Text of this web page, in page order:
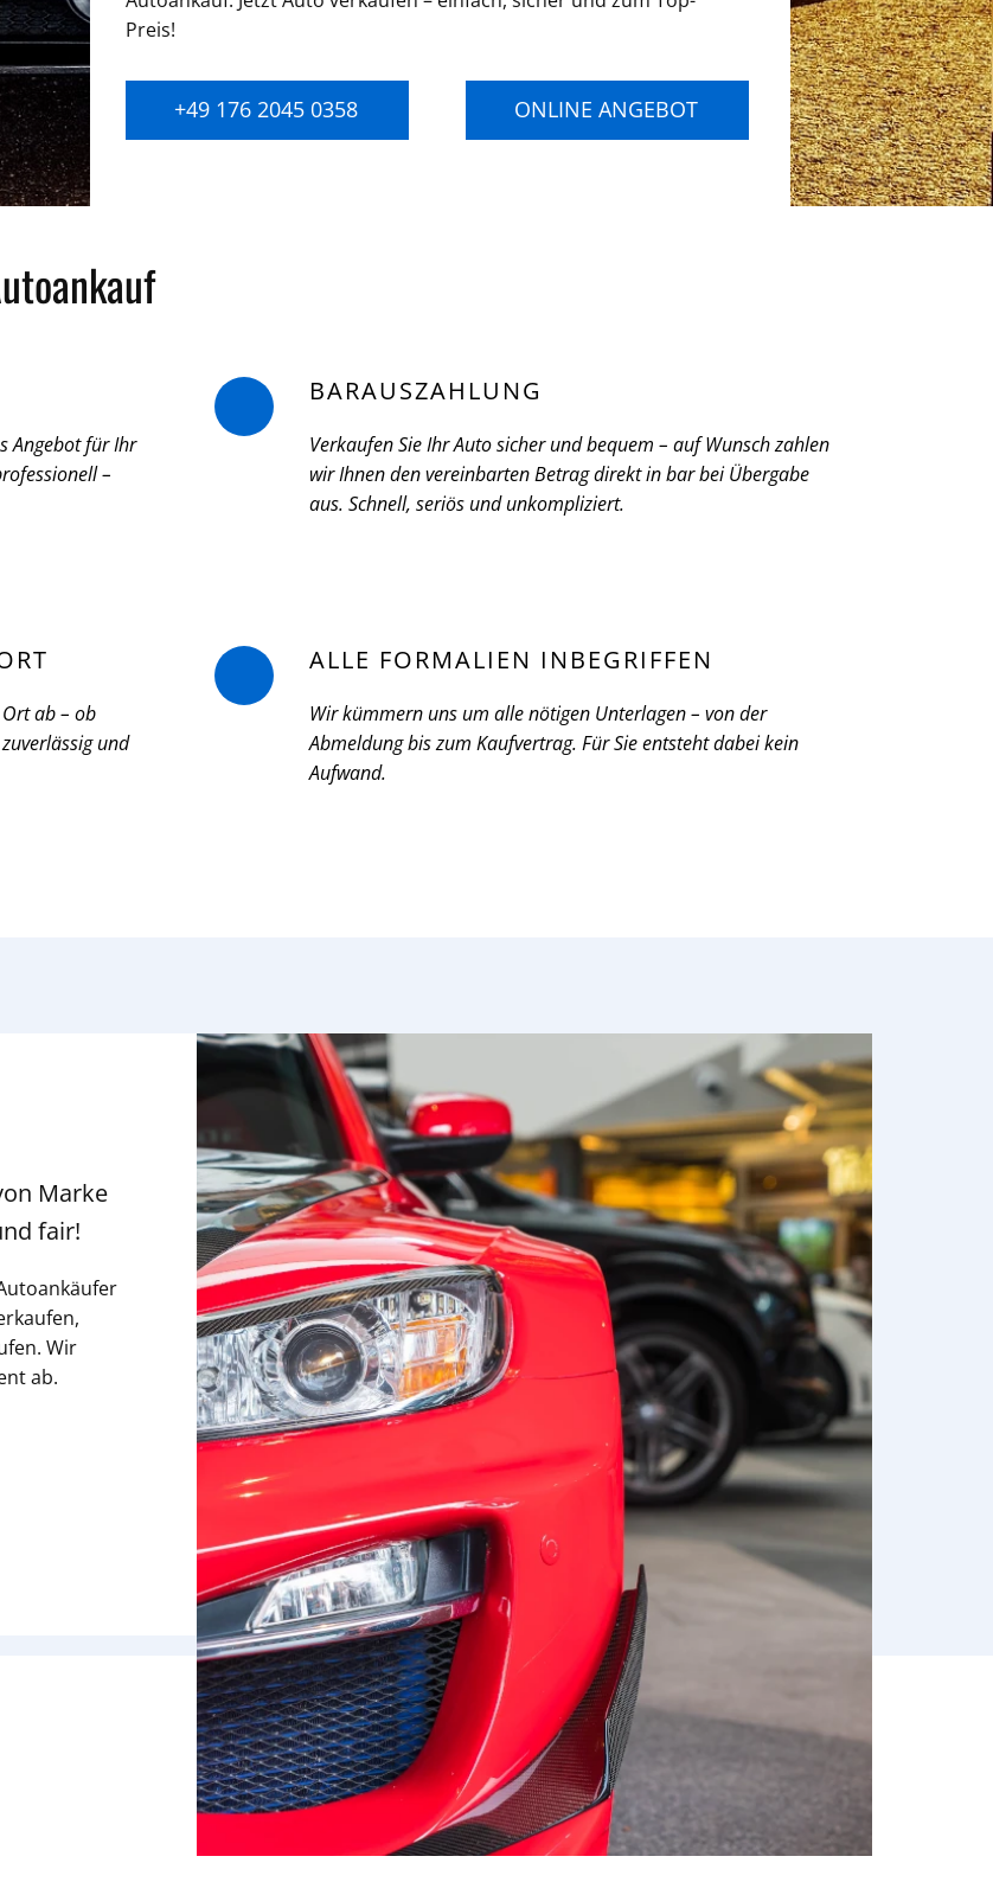
Preis!
+49 176 2045 0358 ONLINE ANGEBOT
Angebot für Ihr
–
BARAUSZAHLUNG
Verkaufen Sie Ihr Auto sicher und bequem – auf Wunsch zahlen
wir Ihnen den vereinbarten Betrag direkt in bar bei Übergabe
aus. Schnell, seriös und unkompliziert.
ab – ob
und
ALLE FORMALIEN INBEGRIFFEN
Wir kümmern uns um alle nötigen Unterlagen – von der
Abmeldung bis zum Kaufvertrag. Für Sie entsteht dabei kein
Aufwand.
Marke
fair!
Wir
ab.